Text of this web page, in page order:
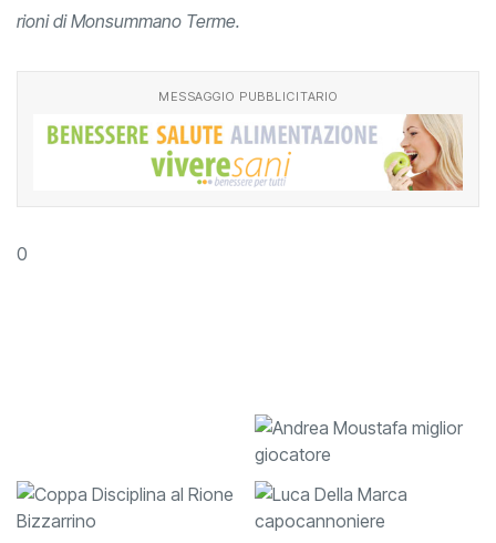
quindi al prossimo anno con l'edizione 2019 del torneo dei
MESSAGGIO PUBBLICITARIO